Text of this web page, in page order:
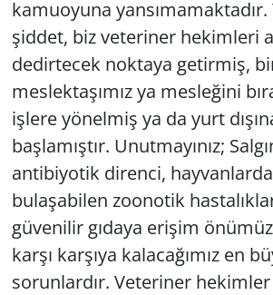
kamuoyuna yansımamaktadır.
şiddet, biz veteriner hekimleri
dedirtecek noktaya getirmiş,
meslektaşımız ya mesleğini
işlere yönelmiş ya da yurt
başlamıştır. Unutmayınız;
antibiyotik direnci,
bulaşabilen zoonotik
güvenilir gıdaya erişim
karşı karşıya kalacağımız en
sorunlardır. Veteriner